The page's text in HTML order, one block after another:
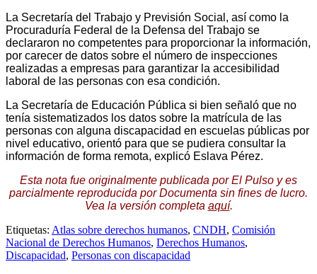
La Secretaría del Trabajo y Previsión Social, así como la
Procuraduría Federal de la Defensa del Trabajo se
declararon no competentes para proporcionar la información,
por carecer de datos sobre el número de inspecciones
realizadas a empresas para garantizar la accesibilidad
laboral de las personas con esa condición.
La Secretaría de Educación Pública si bien señaló que no
tenía sistematizados los datos sobre la matrícula de las
personas con alguna discapacidad en escuelas públicas por
nivel educativo, orientó para que se pudiera consultar la
información de forma remota, explicó Eslava Pérez.
Esta nota fue originalmente publicada por El Pulso y es
parcialmente reproducida por Documenta sin fines de lucro.
Vea la versión completa aquí.
Etiquetas: Atlas sobre derechos humanos, CNDH, Comisión
Nacional de Derechos Humanos, Derechos Humanos,
Discapacidad, Personas con discapacidad